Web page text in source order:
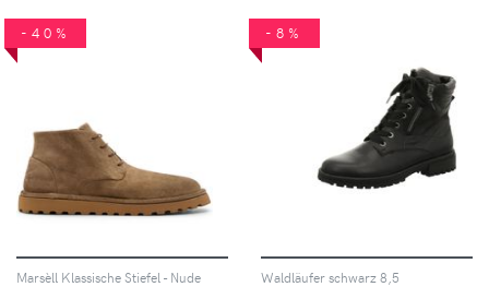
-40%
Marsèll Klassische Stiefel - Nude
-8%
Waldläufer schwarz 8,5